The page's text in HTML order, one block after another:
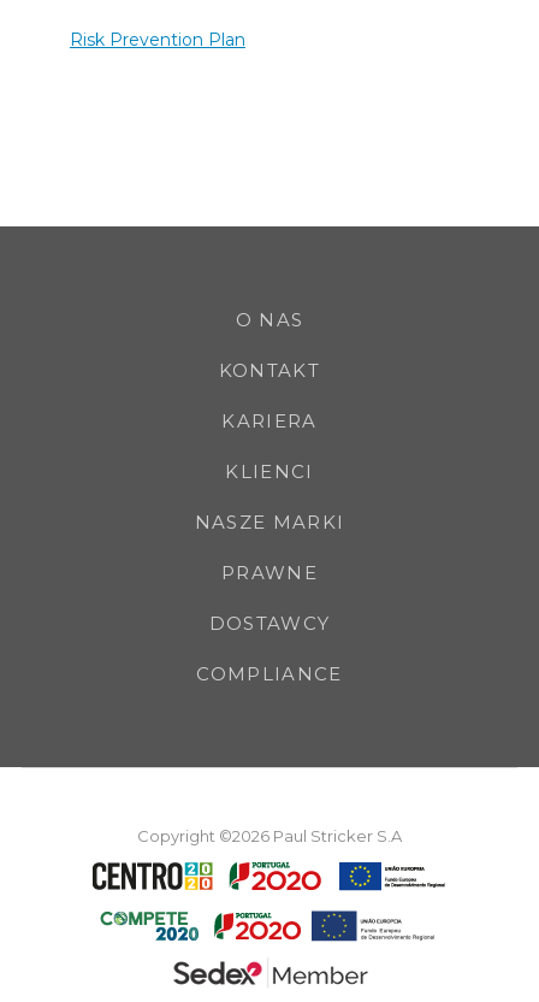
Risk Prevention Plan
O NAS
KONTAKT
KARIERA
KLIENCI
NASZE MARKI
PRAWNE
DOSTAWCY
COMPLIANCE
Copyright ©2026 Paul Stricker S.A